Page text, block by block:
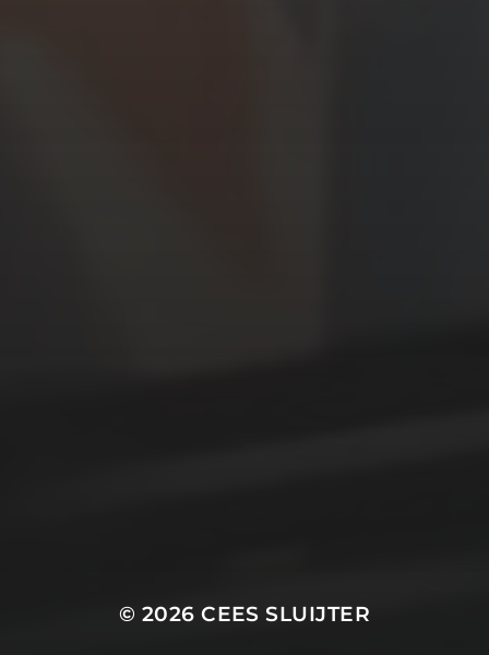
© 2026CEES SLUIJTER